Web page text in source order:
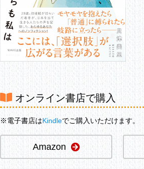
オンライン書店で購入
※電子書店はKindleでご購入いただけます。
Amazon